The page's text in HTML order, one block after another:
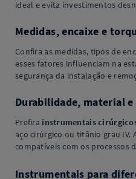
ideal e evita investimentos
Medidas, encaixe e
Confira as medidas, tipos de
esses fatores influenciam na
segurança da instalação e
Durabilidade, material
Prefira instrumentais
aço cirúrgico ou titânio grau IV.
compatíveis com os processos
Instrumentais para